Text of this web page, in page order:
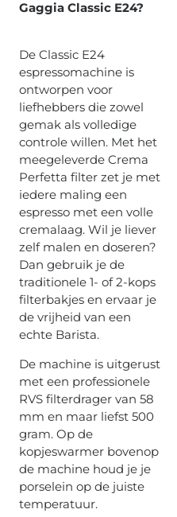
Gaggia Classic E24?
De Classic E24
espressomachine is
ontworpen voor
liefhebbers die zowel
gemak als volledige
controle willen. Met het
meegeleverde Crema
Perfetta filter zet je met
iedere maling een
espresso met een volle
cremalaag. Wil je liever
zelf malen en doseren?
Dan gebruik je de
traditionele 1- of 2-kops
filterbakjes en ervaar je
de vrijheid van een
echte Barista.
De machine is uitgerust
met een professionele
RVS filterdrager van 58
mm en maar liefst 500
gram. Op de
kopjeswarmer bovenop
de machine houd je je
porselein op de juiste
temperatuur.